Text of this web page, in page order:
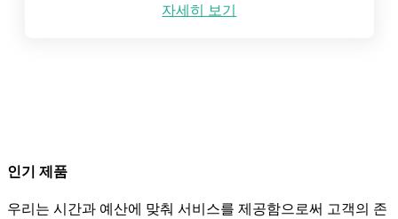
자세히 보기
인기 제품
우리는 시간과 예산에 맞춰 서비스를 제공함으로써 고객의 존